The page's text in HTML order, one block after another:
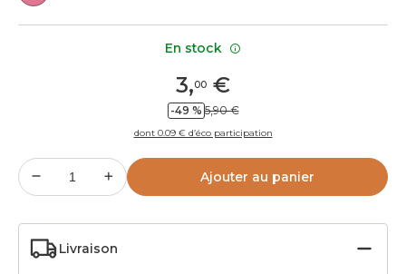
3,00 €
-49 % 5,90 €
dont 0.09 € d’éco participation
Ajouter au panier
Livraison